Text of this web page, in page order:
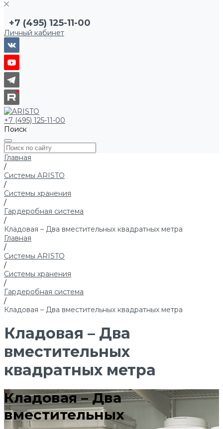
+7 (495) 125-11-00
Личный кабинет
+7 (495) 125-11-00
Поиск
Главная
/
Системы ARISTO
/
Системы хранения
/
Гардеробная система
/
Кладовая – Два вместительных квадратных метра
Главная
/
Системы ARISTO
/
Системы хранения
/
Гардеробная система
/
Кладовая – Два вместительных квадратных метра
Кладовая – Два
вместительных
квадратных метра
Кладовая – Два
вместительных